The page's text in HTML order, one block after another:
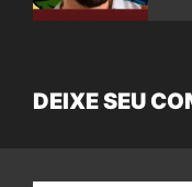
DEIXE SEU